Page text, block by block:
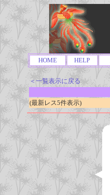
HOME HELP
＜一覧表示に戻る
(最新レス5件表示)